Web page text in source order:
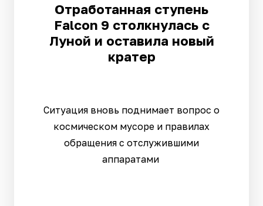
Отработанная ступень
Falcon 9 столкнулась с
Луной и оставила новый
кратер
Ситуация вновь поднимает вопрос о
космическом мусоре и правилах
обращения с отслужившими
аппаратами